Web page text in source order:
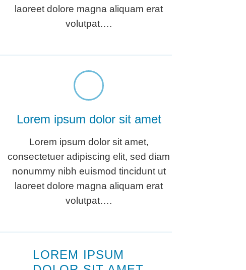
laoreet dolore magna aliquam erat
volutpat….
Lorem ipsum dolor sit amet
Lorem ipsum dolor sit amet,
consectetuer adipiscing elit, sed diam
nonummy nibh euismod tincidunt ut
laoreet dolore magna aliquam erat
volutpat….
LOREM IPSUM